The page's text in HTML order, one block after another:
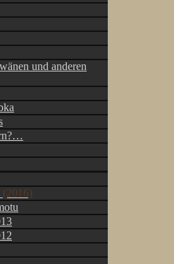
und anderen
(2016)